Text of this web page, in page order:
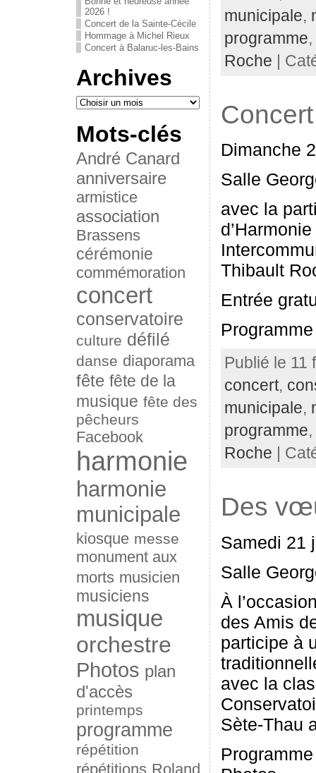
2026 !
Concert de la Sainte-Cécile
Hommage à Michel Rieux
Concert à Balaruc-les-Bains
Archives
Mots-clés
André Canard
anniversaire
armistice
association
Brassens
cérémonie
commémoration
concert
conservatoire
culture défilé
danse diaporama
fête fête de la
musique fête des
pêcheurs
Facebook
harmonie
harmonie
municipale
kiosque messe
monument aux
morts musicien
musiciens
musique
orchestre
Photos plan
d'accès
printemps
programme
répétition
répétitions Roland
municipale,
programme,
Roche |
Dimanche
Salle
avec la
Thibault
Entrée
Publié le
concert,
municipale,
programme,
Roche |
Des
Samedi 21
Salle
À
des Amis
participe à
avec la
Sète-Thau
Programme